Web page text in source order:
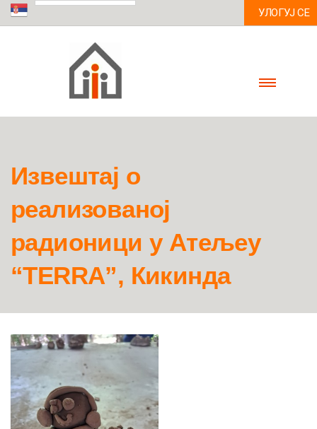
УЛОГУЈ СЕ
Извештај о
реализованој
радионици у Атељеу
“TERRA”, Кикинда